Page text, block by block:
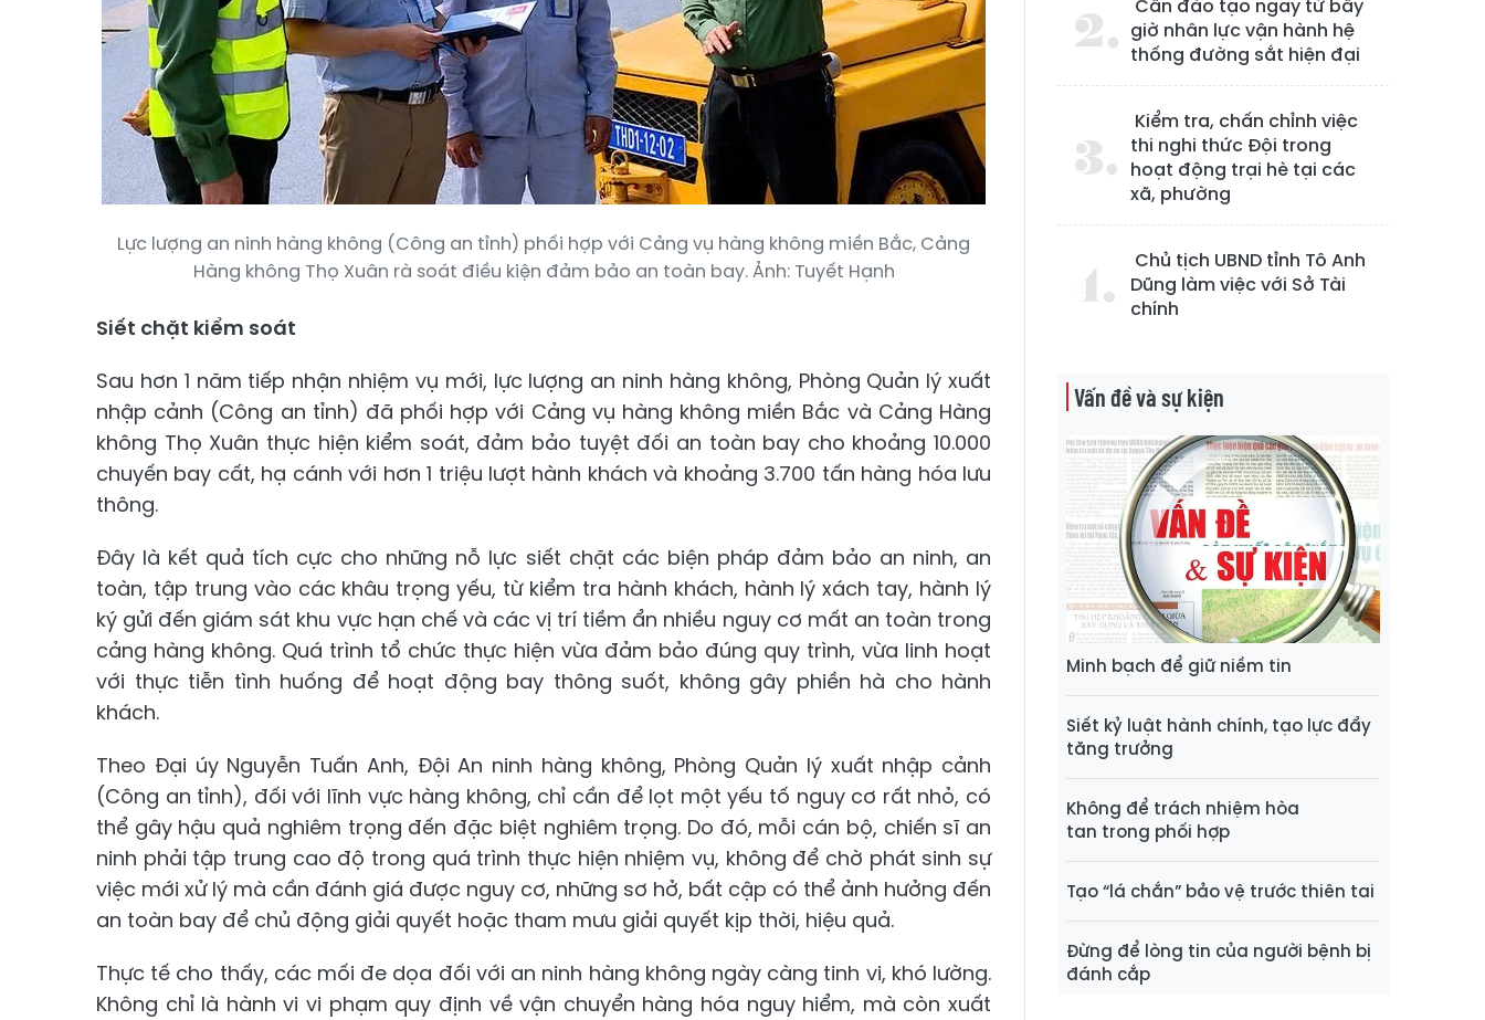
Lực lượng an ninh hàng không (Công an tỉnh) phối hợp với Cảng vụ hàng không miền Bắc, Cảng
Hàng không Thọ Xuân rà soát điều kiện đảm bảo an toàn bay. Ảnh: Tuyết Hạnh
Siết chặt kiểm soát
Sau hơn 1 năm tiếp nhận nhiệm vụ mới, lực lượng an ninh hàng không, Phòng Quản lý xuất
nhập cảnh (Công an tỉnh) đã phối hợp với Cảng vụ hàng không miền Bắc và Cảng Hàng
không Thọ Xuân thực hiện kiểm soát, đảm bảo tuyệt đối an toàn bay cho khoảng 10.000
chuyến bay cất, hạ cánh với hơn 1 triệu lượt hành khách và khoảng 3.700 tấn hàng hóa lưu
thông.
Đây là kết quả tích cực cho những nỗ lực siết chặt các biện pháp đảm bảo an ninh, an
toàn, tập trung vào các khâu trọng yếu, từ kiểm tra hành khách, hành lý xách tay, hành lý
ký gửi đến giám sát khu vực hạn chế và các vị trí tiềm ẩn nhiều nguy cơ mất an toàn trong
cảng hàng không. Quá trình tổ chức thực hiện vừa đảm bảo đúng quy trình, vừa linh hoạt
với thực tiễn tình huống để hoạt động bay thông suốt, không gây phiền hà cho hành
khách.
Theo Đại úy Nguyễn Tuấn Anh, Đội An ninh hàng không, Phòng Quản lý xuất nhập cảnh
(Công an tỉnh), đối với lĩnh vực hàng không, chỉ cần để lọt một yếu tố nguy cơ rất nhỏ, có
thể gây hậu quả nghiêm trọng đến đặc biệt nghiêm trọng. Do đó, mỗi cán bộ, chiến sĩ an
ninh phải tập trung cao độ trong quá trình thực hiện nhiệm vụ, không để chờ phát sinh sự
việc mới xử lý mà cần đánh giá được nguy cơ, những sơ hở, bất cập có thể ảnh hưởng đến
an toàn bay để chủ động giải quyết hoặc tham mưu giải quyết kịp thời, hiệu quả.
Thực tế cho thấy, các mối đe dọa đối với an ninh hàng không ngày càng tinh vi, khó lường.
Không chỉ là hành vi vi phạm quy định về vận chuyển hàng hóa nguy hiểm, mà còn xuất
Cần đào tạo ngay từ bây
giờ nhân lực vận hành hệ
thống đường sắt hiện đại
Kiểm tra, chấn chỉnh việc
thi nghi thức Đội trong
hoạt động trại hè tại các
xã, phường
Chủ tịch UBND tỉnh Tô Anh
Dũng làm việc với Sở Tài
chính
Vấn đề và sự kiện
Minh bạch để giữ niềm tin
Siết kỷ luật hành chính, tạo lực đẩy
tăng trưởng
Không để trách nhiệm hòa
tan trong phối hợp
Tạo “lá chắn” bảo vệ trước thiên tai
Đừng để lòng tin của người bệnh bị
đánh cắp